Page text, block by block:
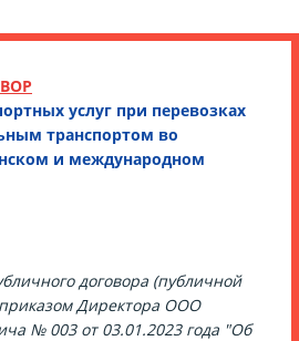
услуг при перевозках
транспортом во
и международном
договора (публичной
Директора ООО
№ 003 от 03.01.2023 года "Об